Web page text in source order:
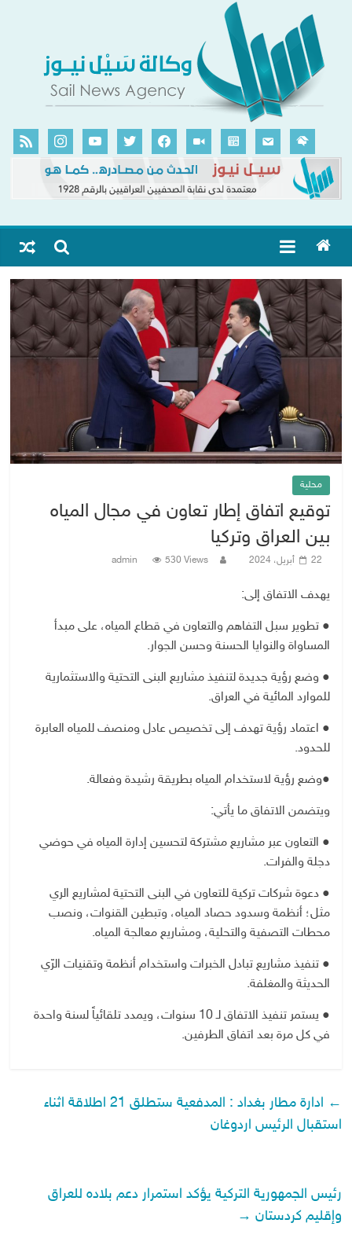
محلية
توقيع اتفاق إطار تعاون في مجال المياه
بين العراق وتركيا
22 أبريل، 2024 admin 530 Views
يهدف الاتفاق إلى:
● تطوير سبل التفاهم والتعاون في قطاع المياه، على مبدأ
المساواة والنوايا الحسنة وحسن الجوار.
● وضع رؤية جديدة لتنفيذ مشاريع البنى التحتية والاستثمارية
للموارد المائية في العراق.
● اعتماد رؤية تهدف إلى تخصيص عادل ومنصف للمياه العابرة
للحدود.
●وضع رؤية لاستخدام المياه بطريقة رشيدة وفعالة.
ويتضمن الاتفاق ما يأتي:
● التعاون عبر مشاريع مشتركة لتحسين إدارة المياه في حوضي
دجلة والفرات.
● دعوة شركات تركية للتعاون في البنى التحتية لمشاريع الري
مثل؛ أنظمة وسدود حصاد المياه، وتبطين القنوات، ونصب
محطات التصفية والتحلية، ومشاريع معالجة المياه.
● تنفيذ مشاريع تبادل الخبرات واستخدام أنظمة وتقنيات الرّي
الحديثة والمغلفة.
● يستمر تنفيذ الاتفاق لـ 10 سنوات، ويمدد تلقائياً لسنة واحدة
في كل مرة بعد اتفاق الطرفين.
←
ادارة مطار بغداد : المدفعية ستطلق 21 اطلاقة اثناء
استقبال الرئيس اردوغان
‎رئيس الجمهورية التركية يؤكد استمرار دعم بلاده للعراق
وإقليم كردستان →